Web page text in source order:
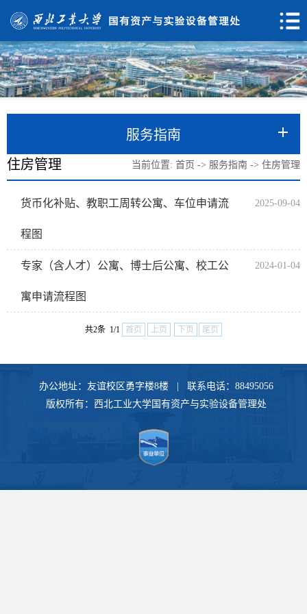
服务指南
住房管理
当前位置: 首页 -> 服务指南 -> 住房管理
货币化补贴、教职工周转公寓、车位申请流
程图
2025-09-04
专家（含人才）公寓、博士后公寓、校工公
寓申请流程图
2024-01-04
共2条 1/1 首页 上页 下页 尾页
办公地址：友谊校区勇字楼8楼 | 联系电话：88495056
版权所有：西北工业大学国有资产与实验设备管理处